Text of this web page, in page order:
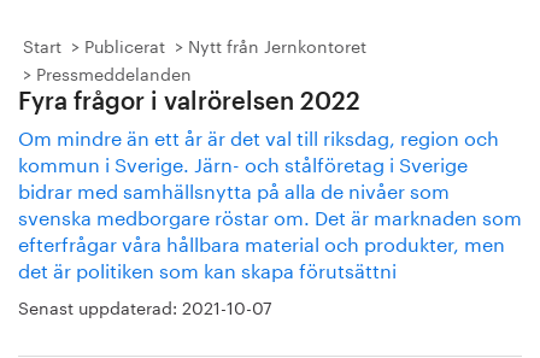
Start Publicerat
Nytt från Jernkontoret
Pressmeddelanden
Fyra frågor i valrörelsen 2022
Om mindre än ett år är det val till riksdag, region och
kommun i Sverige. Järn- och stålföretag i Sverige
bidrar med samhällsnytta på alla de nivåer som
svenska medborgare röstar om. Det är marknaden som
efterfrågar våra hållbara material och produkter, men
det är politiken som kan skapa förutsättni
Senast uppdaterad: 2021-10-07